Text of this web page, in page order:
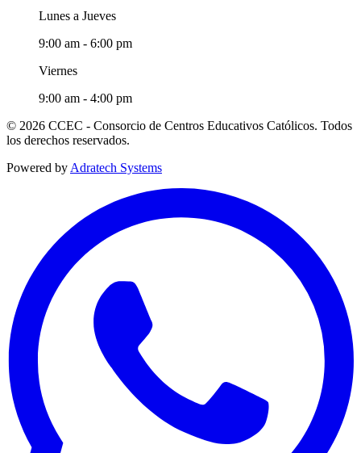
Lunes a Jueves
9:00 am - 6:00 pm
Viernes
9:00 am - 4:00 pm
© 2026 CCEC - Consorcio de Centros Educativos Católicos. Todos
los derechos reservados.
Powered byAdratech Systems